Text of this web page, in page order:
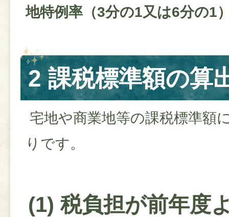
地特例率（3分の1又は6分の1
2 課税標準額の算
宅地や商業地等の課税標準額
りです。
(1) 税負担が前年度